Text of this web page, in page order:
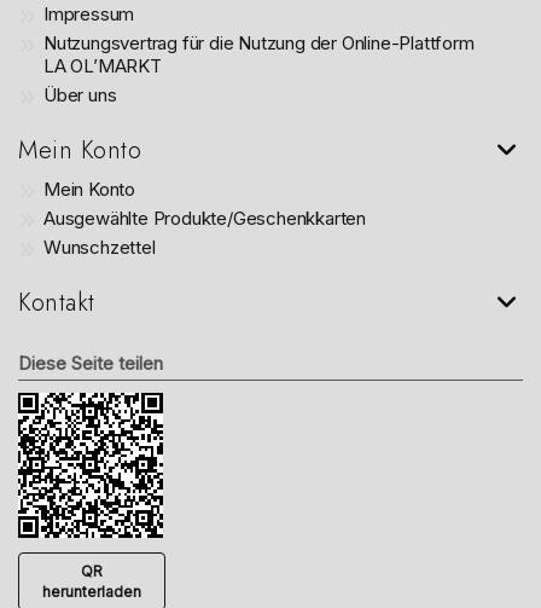
Impressum
Nutzungsvertrag für die Nutzung der Online-Plattform
LA OL’MARKT
Über uns
Mein Konto
Mein Konto
Ausgewählte Produkte/Geschenkkarten
Wunschzettel
Kontakt
Diese Seite teilen
QR
herunterladen